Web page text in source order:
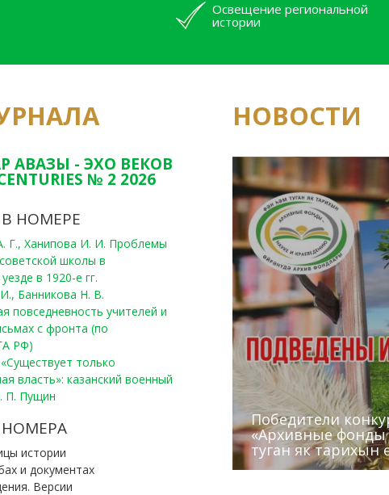
Освещение региональной
истории
АВАЗЫ - ЭХО ВЕКОВ
№ 2 2026
НОМЕРЕ
Г., Ханипова И. И. Проблемы
школы в
в 1920-е гг.
Банникова Н. В.
повседневность учителей и
с фронта (по
РФ)
только
власть»: казанский военный
П. Пущин
истории
и документах
Версии
НОВОСТИ
Победители
«Архивные фонды
туган як тарихын
Архивисты
Госархива
Юным
Сотрудники
Эхо веков»
(КХТИ)
«Мир архивов